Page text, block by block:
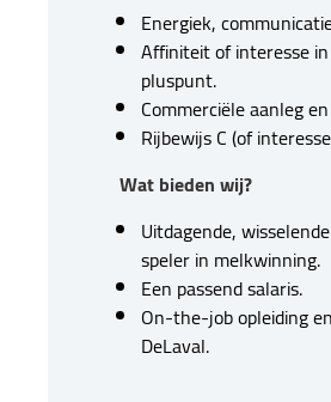
Energiek,
Affiniteit of interesse
pluspunt.
Commerciële aanleg
Rijbewijs C (of
Wat bieden wij?
Uitdagende,
speler in melkwinning.
Een passend salaris.
On-the-job opleiding
DeLaval.